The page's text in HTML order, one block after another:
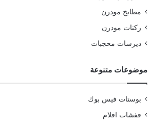
مطابخ مودرن
ركنات مودرن
ديرسات محجبات
موضوعات متنوعة
بوستات فيس بوك
قفشات افلام